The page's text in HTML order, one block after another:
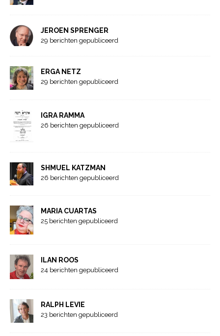
JEROEN SPRENGER
29 berichten gepubliceerd
ERGA NETZ
29 berichten gepubliceerd
IGRA RAMMA
26 berichten gepubliceerd
SHMUEL KATZMAN
26 berichten gepubliceerd
MARIA CUARTAS
25 berichten gepubliceerd
ILAN ROOS
24 berichten gepubliceerd
RALPH LEVIE
23 berichten gepubliceerd